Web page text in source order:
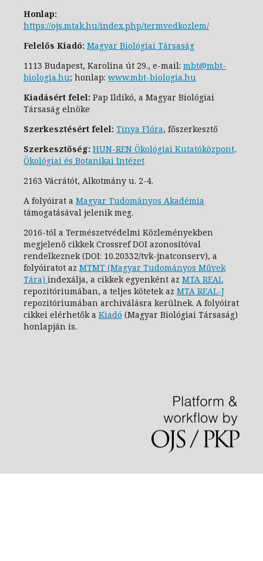
Honlap:
https://ojs.mtak.hu/index.php/termvedkozlem/
Felelős Kiadó: Magyar Biológiai Társaság
1113 Budapest, Karolina út 29., e-mail: mbt@mbt-
biologia.hu; honlap: www.mbt-biologia.hu
Kiadásért felel: Pap Ildikó, a Magyar Biológiai
Társaság elnöke
Szerkesztésért felel: Tinya Flóra, főszerkesztő
Szerkesztőség: HUN-REN Ökológiai Kutatóközpont,
Ökológiai és Botanikai Intézet
2163 Vácrátót, Alkotmány u. 2-4.
A folyóirat a Magyar Tudományos Akadémia
támogatásával jelenik meg.
2016-tól a Természetvédelmi Közleményekben
megjelenő cikkek Crossref DOI azonosítóval
rendelkeznek (DOI: 10.20332/tvk-jnatconserv), a
folyóiratot az MTMT (Magyar Tudományos Művek
Tára) indexálja, a cikkek egyenként az MTA REAL
repozitóriumában, a teljes kötetek az MTA REAL-J
repozitóriumában archiválásra kerülnek. A folyóirat
cikkei elérhetők a Kiadó (Magyar Biológiai Társaság)
honlapján is.